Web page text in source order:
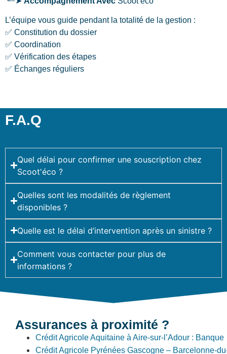
L’équipe vous guide pendant la totalité de la gestion :
✅ Constitution du dossier
✅ Coordination
✅ Vérification des étapes
✅ Échanges réguliers
F.A.Q
Quel délai pour confirmer une souscription chez
Scoot'éco ?
Quelles sont les modalités de règlement
disponibles ?
Quelle est le délai d’intervention après un sinistre ?
Comment vous contacter pour plus de
informations ?
Assurances à proximité ?
Crédit Agricole Aquitaine à Aire-sur-l’Adour : Banque
Crédit Agricole Pyrénées Gascogne – Barcelonne-